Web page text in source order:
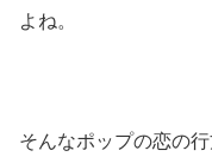
よね。
そんなポップの恋の